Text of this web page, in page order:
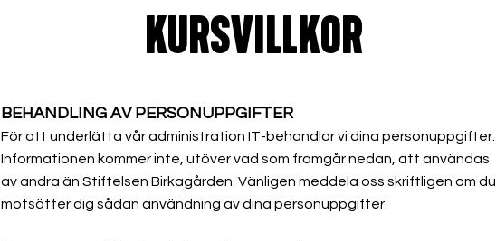
KURSVILLKOR
BEHANDLING AV PERSONUPPGIFTER
För att underlätta vår administration IT-behandlar vi dina personuppgifter.
Informationen kommer inte, utöver vad som framgår nedan, att användas
av andra än Stiftelsen Birkagården. Vänligen meddela oss skriftligen om du
motsätter dig sådan användning av dina personuppgifter.